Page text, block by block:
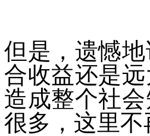
但是，遗憾
合收益还是
造成整个社
很多，这里不